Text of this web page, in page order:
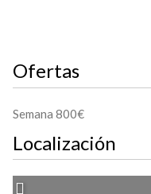
Ofertas
Semana 800€
Localización